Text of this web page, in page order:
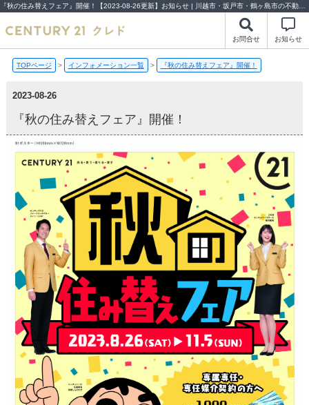
お問合せ お知らせ
TOPページ > インフォメーション一覧 > 『秋の住み替えフェア』開催！
2023-08-26
『秋の住み替えフェア』開催！